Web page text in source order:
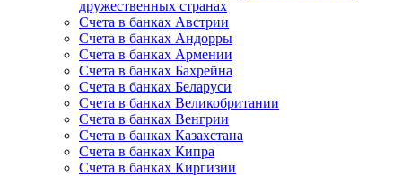
дружественных странах
Счета в банках Австрии
Счета в банках Андорры
Счета в банках Армении
Счета в банках Бахрейна
Счета в банках Беларуси
Счета в банках Великобритании
Счета в банках Венгрии
Счета в банках Казахстана
Счета в банках Кипра
Счета в банках Киргизии